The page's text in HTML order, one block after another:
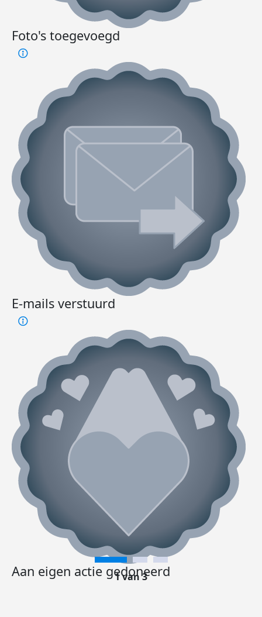
Foto's toegevoegd
E-mails verstuurd
Aan eigen actie gedoneerd
1 van 3